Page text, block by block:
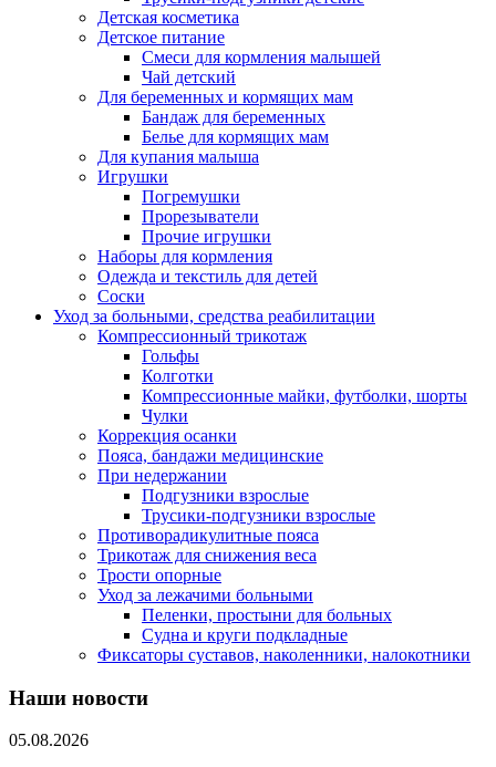
Детская косметика
Детское питание
Смеси для кормления малышей
Чай детский
Для беременных и кормящих мам
Бандаж для беременных
Белье для кормящих мам
Для купания малыша
Игрушки
Погремушки
Прорезыватели
Прочие игрушки
Наборы для кормления
Одежда и текстиль для детей
Соски
Уход за больными, средства реабилитации
Компрессионный трикотаж
Гольфы
Колготки
Компрессионные майки, футболки, шорты
Чулки
Коррекция осанки
Пояса, бандажи медицинские
При недержании
Подгузники взрослые
Трусики-подгузники взрослые
Противорадикулитные пояса
Трикотаж для снижения веса
Трости опорные
Уход за лежачими больными
Пеленки, простыни для больных
Судна и круги подкладные
Фиксаторы суставов, наколенники, налокотники
Наши новости
05.08.2026